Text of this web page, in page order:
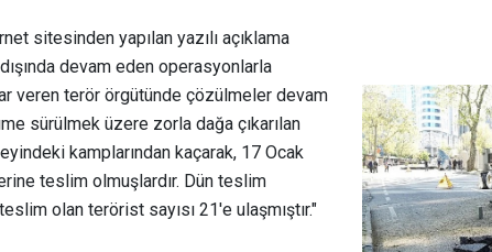
sitesinden yapılan yazılı açıklama
devam eden operasyonlarla
veren terör örgütünde çözülmeler devam
sürülmek üzere zorla dağa çıkarılan
kamplarından kaçarak, 17 Ocak
teslim olmuşlardır. Dün teslim
olan terörist sayısı 21'e ulaşmıştır."